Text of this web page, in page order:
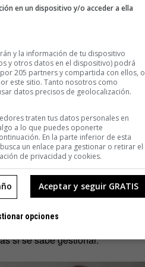
buscarle nombre, engloba a
es solo una herramienta, sino
podría decirse que son
el director de TMKF—. A
la cuna».
. Por un lado, están
muy
cuidado a las marcas. Pero, por
enorme consumo energético de
de Miguel González-Durán,
si se sabe gestionar.
en un dispositivo y/o acceder a ella
y la información de tu dispositivo
y otros datos en el dispositivo) podrá
205 partners y compartida con ellos, o
este sitio. Tanto nosotros como
datos precisos de geolocalización.
traten tus datos personales en
a lo que puedes oponerte
En la parte inferior de esta
un enlace para gestionar o retirar el
de privacidad y cookies.
Aceptar y seguir GRATIS
opciones